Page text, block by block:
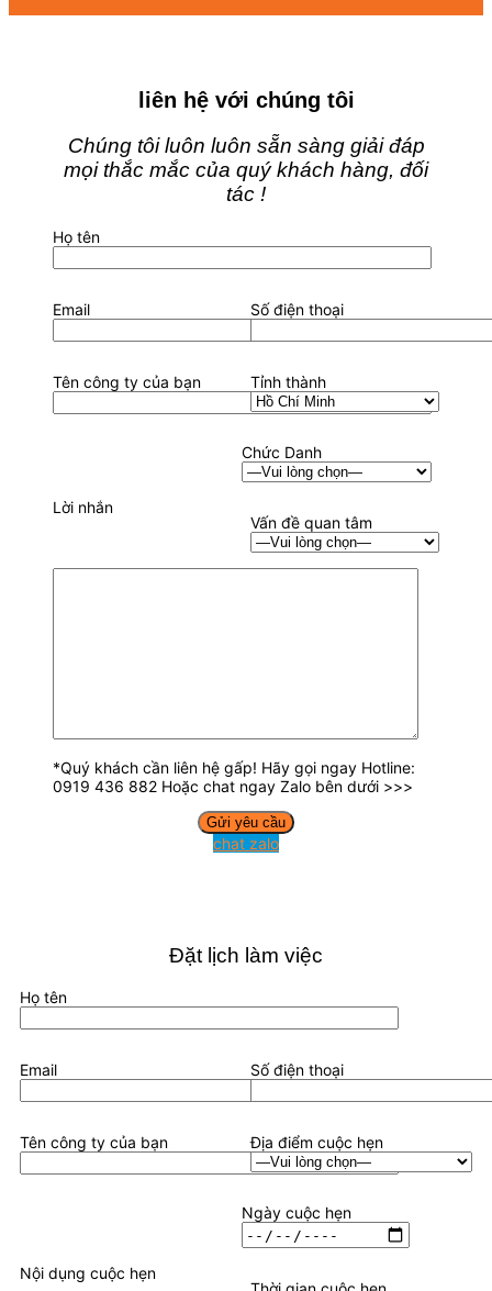
liên hệ với chúng tôi
Chúng tôi luôn luôn sẵn sàng giải đáp
mọi thắc mắc của quý khách hàng, đối
tác !
Họ tên
Email Số điện thoại
Tên công ty của bạn Tỉnh thành
Chức Danh
Vấn đề quan tâm
Lời nhắn
*Quý khách cần liên hệ gấp! Hãy gọi ngay Hotline:
0919 436 882 Hoặc chat ngay Zalo bên dưới >>>
chat zalo
Đặt lịch làm việc
Họ tên
Email Số điện thoại
Tên công ty của bạn Địa điểm cuộc hẹn
Ngày cuộc hẹn
Nội dụng cuộc hẹn